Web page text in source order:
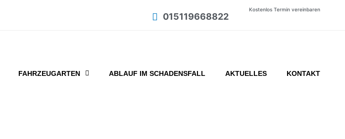
Kostenlos Termin vereinbaren
015119668822
FAHRZEUGARTEN ABLAUF IM SCHADENSFALL AKTUELLES KONTAKT